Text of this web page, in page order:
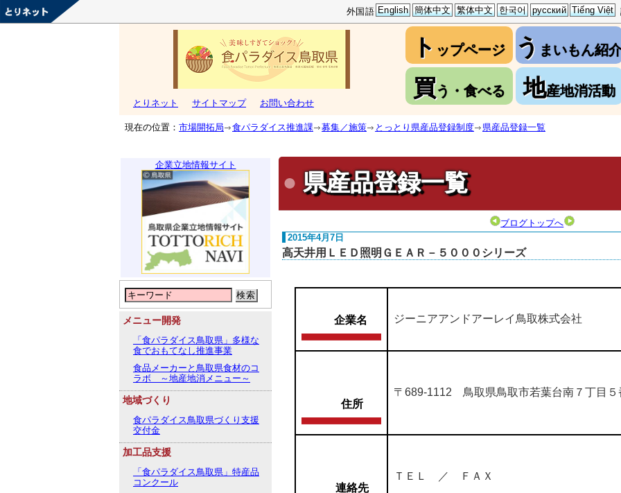
外国語 English 簡体中文 繁体中文 한국어 русский Tiếng Việt
とりネット サイトマップ お問い合わせ
ト ップページ う まいもん紹
買う・食べる 地産地消活動
現在の位置： 市場開拓局 食パラダイス推進課 募集／施策 とっとり県産品登録制度 県産品登録一覧
企業立地情報サイト
検索
メニュー開発
「食パラダイス鳥取県」多様な
食でおもてなし推進事業
食品メーカーと鳥取県食材のコ
ラボ ～地産地消メニュー～
地域づくり
食パラダイス鳥取県づくり支援
交付金
加工品支援
「食パラダイス鳥取県」特産品
コンクール
県産品登録一覧
ブログトップへ
2015年4月7日
高天井用ＬＥＤ照明ＧＥＡＲ－５０００シリーズ
企業名 ジーニアアンドアーレイ鳥取株式会社
住所
〒689-1112 鳥取県鳥取市若葉台南７丁目５
連絡先
ＴＥＬ ／ ＦＡＸ